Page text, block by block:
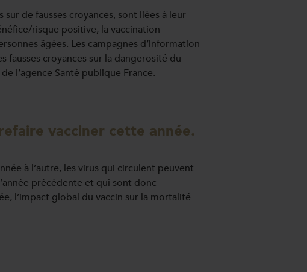
de fausses croyances, sont liées à leur
risque positive, la vaccination
âgées. Les campagnes d’information
croyances sur la dangerosité du
l’agence Santé publique France.
vacciner cette année.
à l’autre, les virus qui circulent peuvent
précédente et qui sont donc
l’impact global du vaccin sur la mortalité